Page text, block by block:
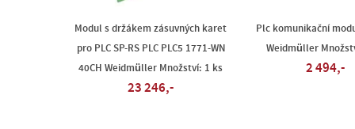
Modul s držákem zásuvných karet
pro PLC SP-RS PLC PLC5 1771-WN
40CH Weidmüller Množství: 1 ks
23 246,-
Plc komunikační
Weidmüller
2 494,-